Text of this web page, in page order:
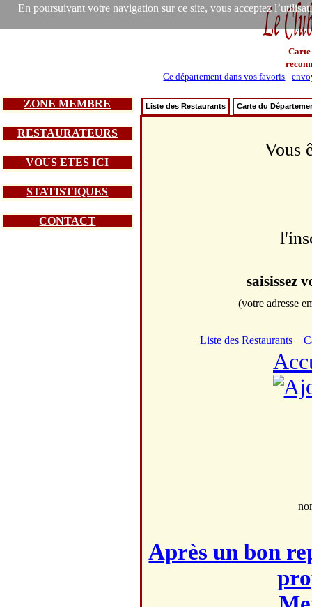
En poursuivant votre navigation sur ce site, vous acceptez
Carte
Ce département dans vos favoris -
ZONE MEMBRE
RESTAURATEURS
VOUS ETES ICI
STATISTIQUES
CONTACT
Liste des Restaurants Carte du
Vous
saisissez
(votre adresse
Liste des Restaurants
Après un bon